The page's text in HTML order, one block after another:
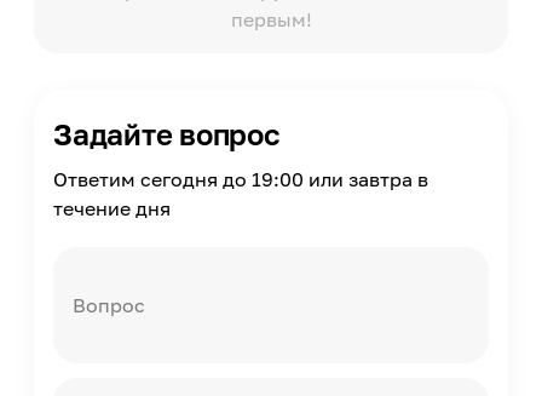
Нанесение клея
На стену
Способ стыковки
Свободная стыковка без подбора рисунка
Помещение
первым!
Задайте вопрос
Ответим сегодня до 19:00 или завтра в
течение дня
Вопрос